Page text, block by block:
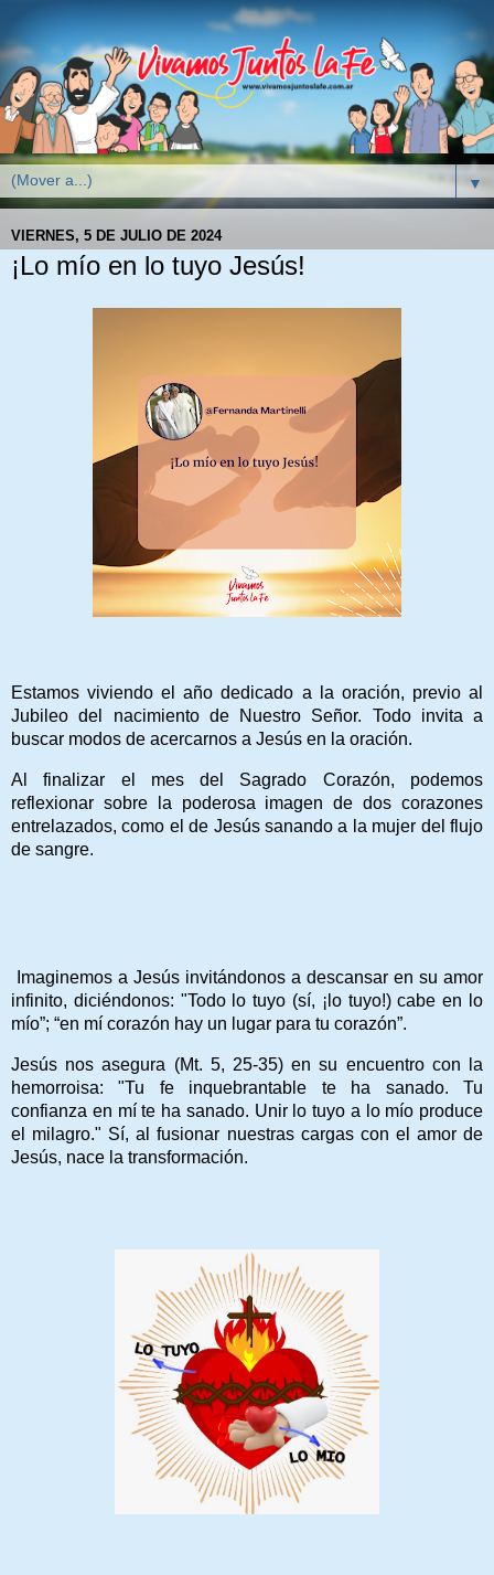
▼
VIERNES, 5 DE JULIO DE 2024
¡Lo mío en lo tuyo Jesús!
Estamos viviendo el año dedicado a la oración, previo al
Jubileo del nacimiento de Nuestro Señor. Todo invita a
buscar modos de acercarnos a Jesús en la oración.
Al finalizar el mes del Sagrado Corazón, podemos
reflexionar sobre la poderosa imagen de dos corazones
entrelazados, como el de Jesús sanando a la mujer del flujo
de sangre.
Imaginemos a Jesús invitándonos a descansar en su amor
infinito, diciéndonos: "Todo lo tuyo (sí, ¡lo tuyo!) cabe en lo
mío”; “en mí corazón hay un lugar para tu corazón”.
Jesús nos asegura (Mt. 5, 25-35) en su encuentro con la
hemorroisa: "Tu fe inquebrantable te ha sanado. Tu
confianza en mí te ha sanado. Unir lo tuyo a lo mío produce
el milagro." Sí, al fusionar nuestras cargas con el amor de
Jesús, nace la transformación.